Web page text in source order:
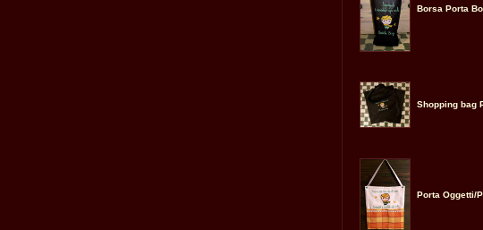
Borsa Porta
Shopping bag
Porta Oggetti/